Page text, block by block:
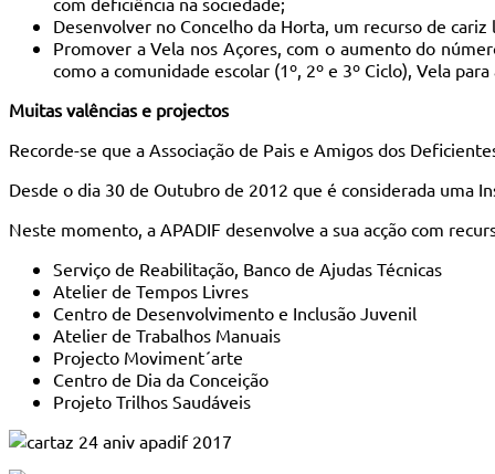
Desenvolver no Concelho da Horta, um recurso de
Promover a Vela nos Açores, com o aumento do
como a comunidade escolar (1º, 2º e 3º Ciclo), Vela
Muitas valências e projectos
Recorde-se que a Associação de Pais e Amigos dos
Desde o dia 30 de Outubro de 2012 que é considerada uma
Neste momento, a APADIF desenvolve a sua acção com
Serviço de Reabilitação, Banco de Ajudas Técnicas
Atelier de Tempos Livres
Centro de Desenvolvimento e Inclusão Juvenil
Atelier de Trabalhos Manuais
Projecto Moviment´arte
Centro de Dia da Conceição
Projeto Trilhos Saudáveis